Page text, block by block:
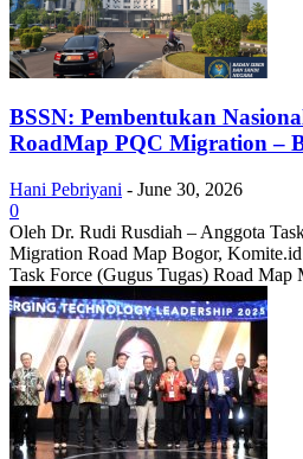
BSSN: Pembentukan
RoadMap PQC Migration –
Hani Pebriyani - June 30, 2026
0
Oleh Dr. Rudi Rusdiah – Anggota
Migration Road Map Bogor,
Task Force (Gugus Tugas) Road Map